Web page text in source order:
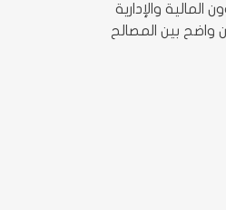
والإدارية
بين المصالح